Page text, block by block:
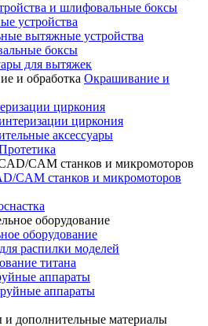
и шлифовальные боксы
устройства
вытяжные устройства
боксы
для вытяжек
Окрашивание и
циркония
циркония
аксессуары
CAM станков и микромоторов
оборудование
распилки моделей
титана
аппараты
аппараты